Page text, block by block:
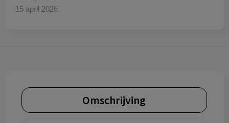
15 april 2026
Omschrijving